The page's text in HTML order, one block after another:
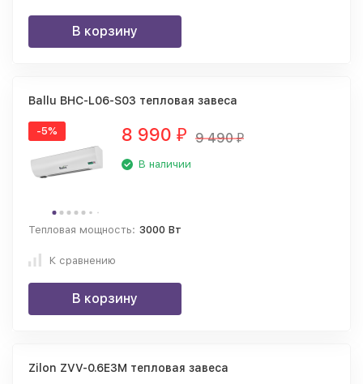
В корзину
Ballu BHC-L06-S03 тепловая завеса
-5% 8 990 ₽ 9 490 ₽
В наличии
Тепловая мощность: 3000 Вт
К сравнению
В корзину
Zilon ZVV-0.6E3M тепловая завеса